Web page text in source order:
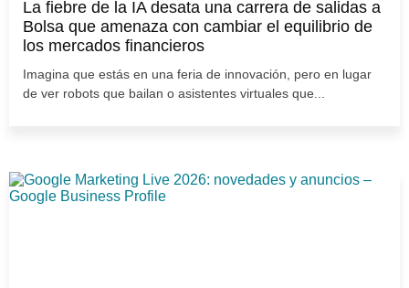
La fiebre de la IA desata una carrera de salidas a
Bolsa que amenaza con cambiar el equilibrio de
los mercados financieros
Imagina que estás en una feria de innovación, pero en lugar
de ver robots que bailan o asistentes virtuales que...